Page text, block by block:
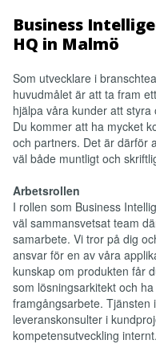
Business
HQ in Malmö
Som utvecklare i
huvudmålet är att ta fram
hjälpa våra kunder att
Du kommer att ha mycket
och partners. Det är därför
väl både muntligt och
Arbetsrollen
I rollen som Business
väl sammansvetsat team
samarbete. Vi tror på dig
ansvar för en av våra
kunskap om produkten får
som lösningsarkitekt och
framgångsarbete. Tjänsten
leveranskonsulter i
kompetensutveckling internt.